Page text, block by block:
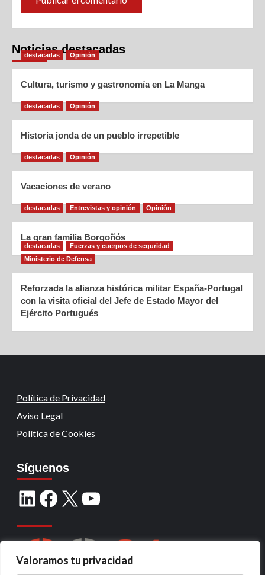
Valoramos tu privacidad
Noticias destacadas
destacadas Opinión
Cultura, turismo y gastronomía en La Manga
destacadas Opinión
Historia jonda de un pueblo irrepetible
destacadas Opinión
Vacaciones de verano
destacadas Entrevistas y opinión Opinión
La gran familia Borgoñós
destacadas
Fuerzas y cuerpos de seguridad
Ministerio de Defensa
Reforzada la alianza histórica militar España-Portugal
con la visita oficial del Jefe de Estado Mayor del
Ejército Portugués
Política de Privacidad
Aviso Legal
Política de Cookies
Síguenos